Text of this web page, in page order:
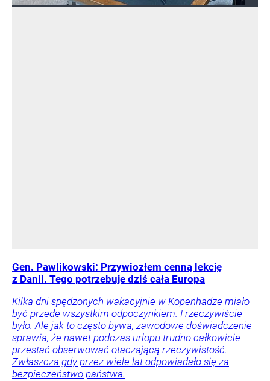
Gen. Pawlikowski: Przywiozłem cenną lekcję
z Danii. Tego potrzebuje dziś cała Europa
Kilka dni spędzonych wakacyjnie w Kopenhadze miało
być przede wszystkim odpoczynkiem. I rzeczywiście
było. Ale jak to często bywa, zawodowe doświadczenie
sprawia, że nawet podczas urlopu trudno całkowicie
przestać obserwować otaczającą rzeczywistość.
Zwłaszcza gdy przez wiele lat odpowiadało się za
bezpieczeństwo państwa.